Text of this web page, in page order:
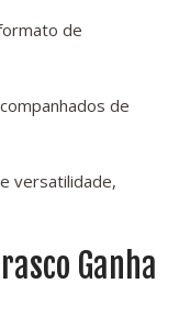
de
de
versatilidade,
Ganha